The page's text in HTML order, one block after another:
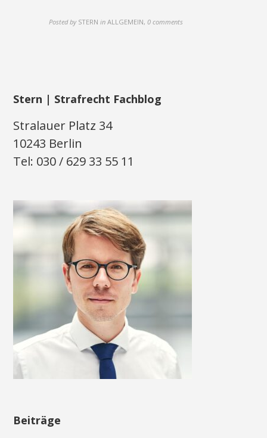
Posted by STERN in ALLGEMEIN,0 comments
Stern | Strafrecht Fachblog
Stralauer Platz 34
10243 Berlin
Tel: 030 / 629 33 55 11
Beiträge